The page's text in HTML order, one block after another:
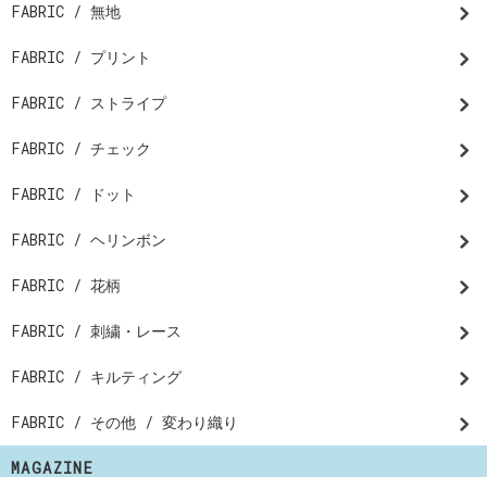
FABRIC / 無地
FABRIC / プリント
FABRIC / ストライプ
FABRIC / チェック
FABRIC / ドット
FABRIC / ヘリンボン
FABRIC / 花柄
FABRIC / 刺繍・レース
FABRIC / キルティング
FABRIC / その他 / 変わり織り
MAGAZINE